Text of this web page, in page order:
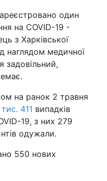
один
на COVID-19 -
з Харківської
наглядом медичної
задовільний,
на ранок 2 травня
411 випадків
19, з них 279
одужали.
550 нових